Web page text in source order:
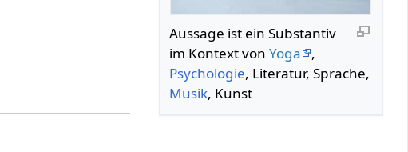
Aussage‏‎ ist ein Substantiv
im Kontext vonYoga
,
Psychologie, Literatur, Sprache,
Musik, Kunst